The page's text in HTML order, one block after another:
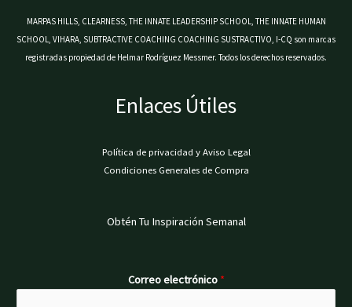
MARPAS HILLS, CLEARNESS, THE INNATE LEADERSHIP SCHOOL, THE INNATE HUMAN
SCHOOL, VIHARA, SUBTRACTIVE COACHING COACHING SUSTRACTIVO, I-CQ son marcas
registradas propiedad de Helmar Rodríguez Messmer. Todos los derechos reservados.
Enlaces Útiles
Política de privacidad y Aviso Legal
Condiciones Generales de Compra
Obtén Tu Inspiración Semanal
Correo electrónico *